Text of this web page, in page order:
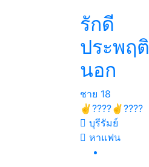
รักดี
ประพฤติ
นอก
ชาย 18
✌????✌????
บุรีรัมย์
หาแฟน